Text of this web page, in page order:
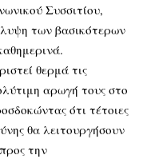
Συσσιτίου,
των βασικότερων
θερμά τις
αρωγή τους στο
ότι τέτοιες
θα λειτουργήσουν
την